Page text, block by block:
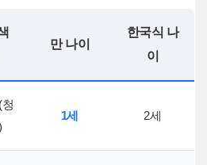
만 나이
한국식 나
이
1세 2세